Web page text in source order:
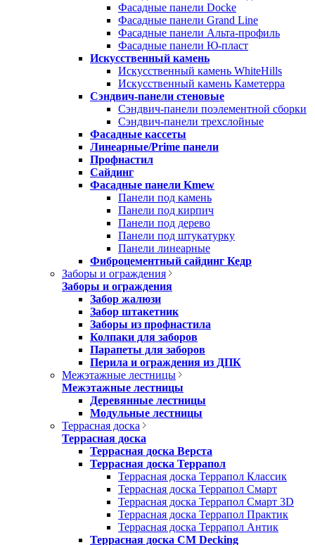
Фасадные панели Docke
Фасадные панели Grand Line
Фасадные панели Альта-профиль
Фасадные панели Ю-пласт
Искусственный камень
Искусственный камень WhiteHills
Искусственный камень Каметерра
Сэндвич-панели стеновые
Сэндвич-панели поэлементной сборки
Сэндвич-панели трехслойные
Фасадные кассеты
Линеарные/Prime панели
Профнастил
Сайдинг
Фасадные панели Kmew
Панели под камень
Панели под кирпич
Панели под дерево
Панели под штукатурку
Панели линеарные
Фиброцементный сайдинг Кедр
Заборы и ограждения
Заборы и ограждения
Забор жалюзи
Забор штакетник
Заборы из профнастила
Колпаки для заборов
Парапеты для заборов
Перила и ограждения из ДПК
Межэтажные лестницы
Межэтажные лестницы
Деревянные лестницы
Модульные лестницы
Террасная доска
Террасная доска
Террасная доска Верста
Террасная доска Террапол
Террасная доска Террапол Классик
Террасная доска Террапол Смарт
Террасная доска Террапол Смарт 3D
Террасная доска Террапол Практик
Террасная доска Террапол Антик
Террасная доска CM Decking